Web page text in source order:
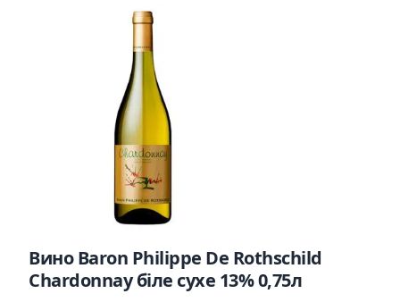
Вино Baron Philippe De Rothschild
Chardonnay біле сухе 13% 0,75л